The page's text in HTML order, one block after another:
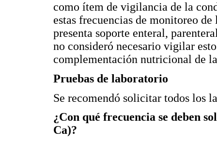
como ítem de vigilancia de la
estas frecuencias de monitoreo
presenta soporte enteral,
no consideró necesario vigilar
complementación nutricional de
Pruebas de laboratorio
Se recomendó solicitar todos los
¿Con qué frecuencia se deben
Ca)?